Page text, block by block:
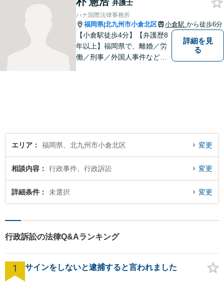
く】【駐車場あり】
弁護士
ハナ国際法律事務所
福岡県|北九州市小倉北区 小倉駅 から徒歩6分
【小倉駅徒歩4分】【弁護歴8
年以上】福岡県で、離婚／労
働／刑事／外国人事件などに
詳細を見
る
エリア 福岡県、北九州市小倉北区 変更
相談内容 行政事件、行政訴訟 変更
詳細条件 未選択 変更
行政訴訟の法律Q&Aランキング
1 サインをしないと逮捕すると言われました